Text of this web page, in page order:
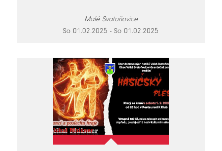
Malé Svatoňovice
So 01.02.2025 - So 01.02.2025